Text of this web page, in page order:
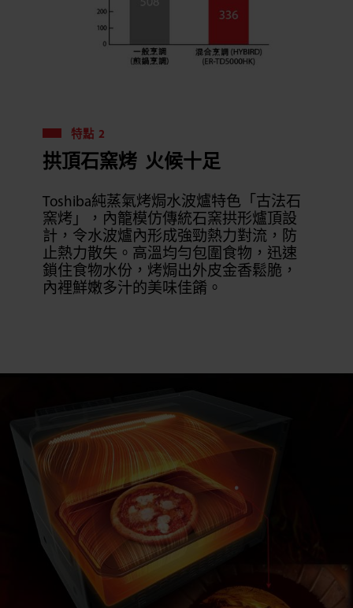
特點 2
拱頂石窯烤 火候十足
Toshiba純蒸氣烤焗水波爐特色「古法石
窯烤」，內籠模仿傳統石窯拱形爐頂設
計，令水波爐內形成強勁熱力對流，防
止熱力散失。高溫均勻包圍食物，迅速
鎖住食物水份，烤焗出外皮金香鬆脆，
內裡鮮嫩多汁的美味佳餚。